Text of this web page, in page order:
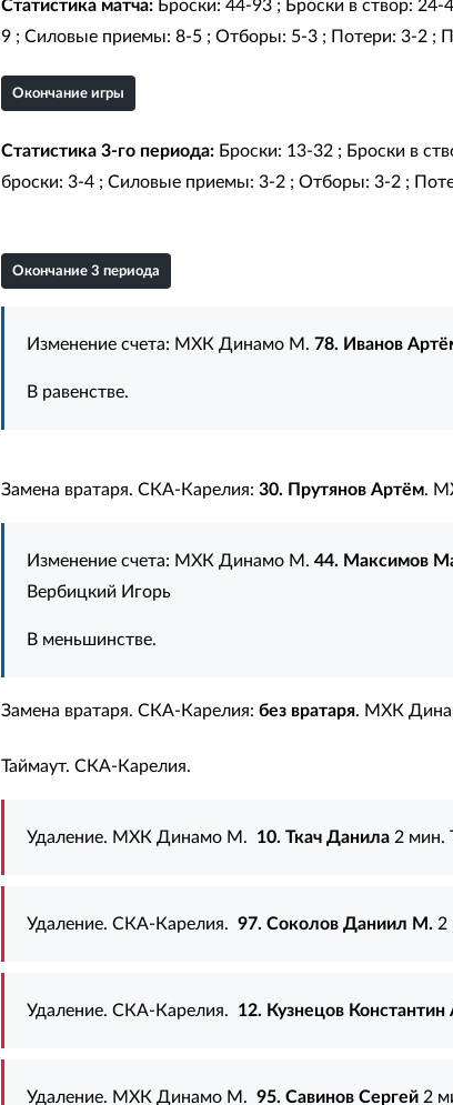
Статистика матча:Броски: 44-93 ; Броски в створ:
9 ; Силовые приемы: 8-5 ; Отборы: 5-3 ; Потери: 3-2 ;
Окончание игры
Статистика 3-го периода:Броски: 13-32 ; Броски в
броски: 3-4 ; Силовые приемы: 3-2 ; Отборы: 3-2 ;
Окончание 3 периода
Изменение счета: МХК Динамо М. 78. Иванов
В равенстве.
Замена вратаря. СКА-Карелия: 30. Прутянов Артём.
Изменение счета: МХК Динамо М. 44. Максимов
Вербицкий Игорь
В меньшинстве.
Замена вратаря. СКА-Карелия: без вратаря. МХК
Таймаут. СКА-Карелия.
Удаление. МХК Динамо М. 10. Ткач Данила2 мин.
Удаление. СКА-Карелия. 97. Соколов Даниил М. 2
Удаление. СКА-Карелия. 12. Кузнецов Константин
Удаление. МХК Динамо М. 95. Савинов Сергей2